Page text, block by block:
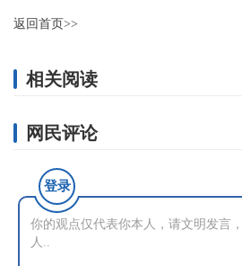
返回首页>>
相关阅读
网民评论
登录